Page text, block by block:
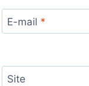
E-mail *
Site